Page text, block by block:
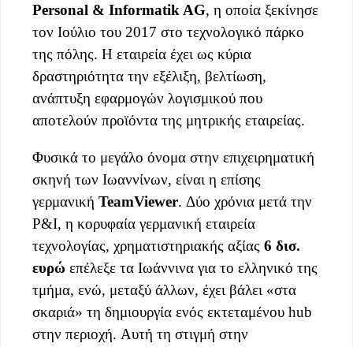
Personal & Informatik AG, η οποία ξεκίνησε
τον Ιούλιο του 2017 στο τεχνολογικό πάρκο
της πόλης. Η εταιρεία έχει ως κύρια
δραστηριότητα την εξέλιξη, βελτίωση,
ανάπτυξη εφαρμογών λογισμικού που
αποτελούν προϊόντα της μητρικής εταιρείας.
Φυσικά το μεγάλο όνομα στην επιχειρηματική
σκηνή των Ιωαννίνων, είναι η επίσης
γερμανική TeamViewer. Δύο χρόνια μετά την
P&I, η κορυφαία γερμανική εταιρεία
τεχνολογίας, χρηματιστηριακής αξίας 6 δισ.
ευρώ επέλεξε τα Ιωάννινα για το ελληνικό της
τμήμα, ενώ, μεταξύ άλλων, έχει βάλει «στα
σκαριά» τη δημιουργία ενός εκτεταμένου hub
στην περιοχή. Aυτή τη στιγμή στην